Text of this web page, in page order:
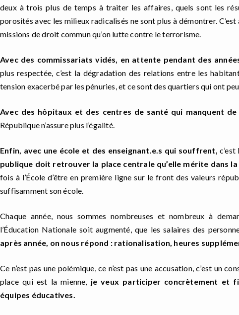
deux à trois plus de temps à traiter les affaires, quels sont les
porosités avec les milieux radicalisés ne sont plus à démontrer.
missions de droit commun qu’on lutte contre le terrorisme.
Avec des commissariats vidés, en attente pendant des
plus respectée, c’est la dégradation des relations entre les
tension exacerbé par les pénuries, et ce sont des quartiers qui ont
Avec des hôpitaux et des centres de santé qui manquent
République n’assure plus l’égalité.
Enfin, avec une école et des enseignant.e.s qui souffrent,
publique doit retrouver la place centrale qu’elle mérite dans
fois à l’École d’être en première ligne sur le front des valeurs
suffisamment son école.
Chaque année, nous sommes nombreuses et nombreux à
l’Éducation Nationale soit augmenté, que les salaires des
après année, on nous répond : rationalisation, heures
Ce n’est pas une polémique, ce n’est pas une accusation, c’est un
place qui est la mienne, je veux participer concrètement et
équipes éducatives.